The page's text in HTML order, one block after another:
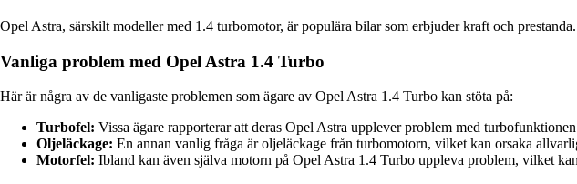
Opel Astra, särskilt modeller med 1.4 turbomotor, är populära bilar som erbjuder kraft och
Vanliga problem med Opel Astra 1.4 Turbo
Här är några av de vanligaste problemen som ägare av Opel Astra 1.4 Turbo kan stöta på:
Turbofel: Vissa ägare rapporterar att deras Opel Astra upplever problem med
Oljeläckage: En annan vanlig fråga är oljeläckage från turbomotorn, vilket kan orsaka
Motorfel: Ibland kan även själva motorn på Opel Astra 1.4 Turbo uppleva problem, vilket